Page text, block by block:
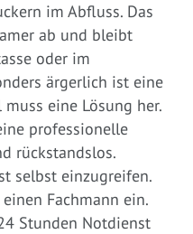
im Abfluss. Das
ab und bleibt
oder im
ärgerlich ist eine
eine Lösung her.
professionelle
rückstandslos.
selbst einzugreifen.
Fachmann ein.
Stunden Notdienst